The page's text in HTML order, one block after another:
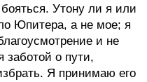
Утону ли я или
Юпитера, а не мое; я
и не
заботой о пути,
Я принимаю его